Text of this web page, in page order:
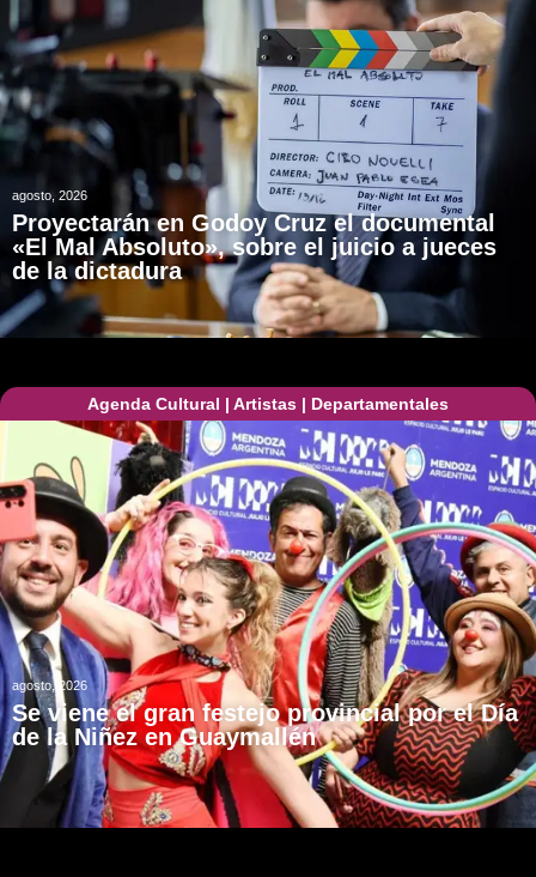
agosto, 2026
Proyectarán en Godoy Cruz el documental
«El Mal Absoluto», sobre el juicio a jueces
de la dictadura
Agenda Cultural | Artistas | Departamentales
agosto, 2026
Se viene el gran festejo provincial por el Día
de la Niñez en Guaymallén